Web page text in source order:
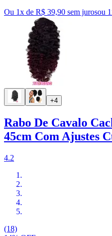
Ou 1x de R$ 39,90 sem jurosou 1
+4
Rabo De Cavalo
45cm Com Ajustes
4.2
(18)